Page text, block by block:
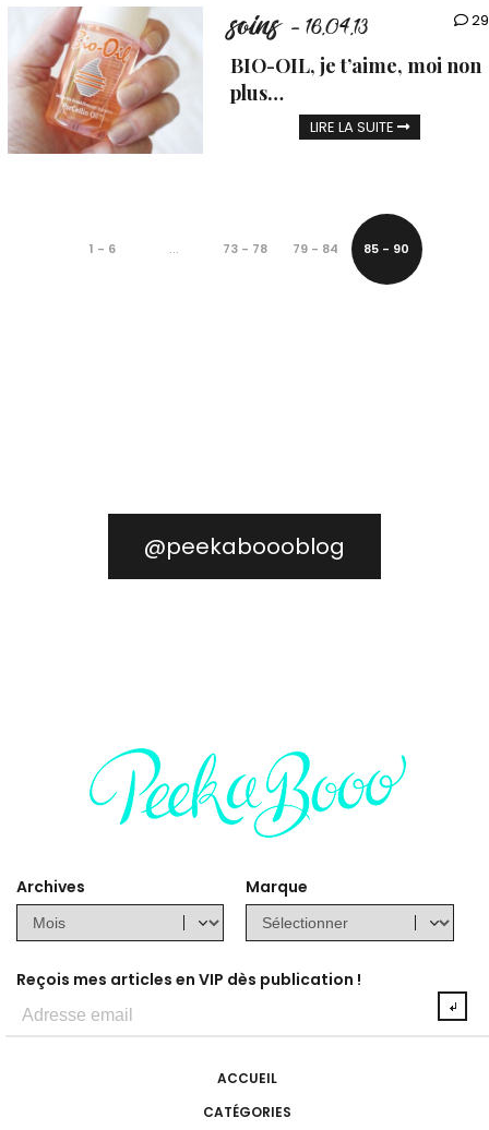
soins - 16.04.13 29
BIO-OIL, je t’aime, moi non
plus…
LIRE LA SUITE
1 - 6 … 73 - 78 79 - 84 85 - 90
@peekaboooblog
Archives Marque
Reçois mes articles en VIP dès publication !
ACCUEIL
CATÉGORIES